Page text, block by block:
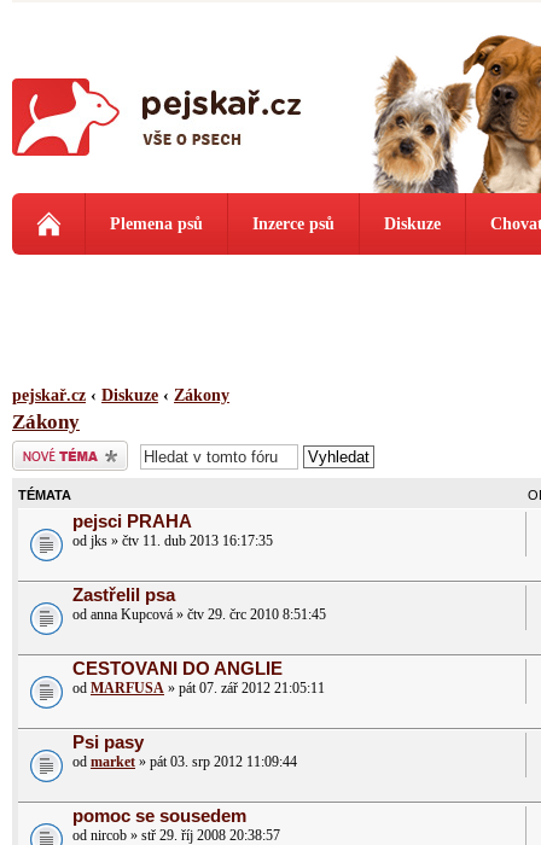
Plemena psů Inzerce psů Diskuze
pejskař.cz ‹ Diskuze ‹ Zákony
Zákony
Odeslat nové téma
TÉMATA
pejsci PRAHA
od jks » čtv 11. dub 2013 16:17:35
Zastřelil psa
od anna Kupcová » čtv 29. črc 2010 8:51:45
CESTOVANI DO ANGLIE
od MARFUSA » pát 07. zář 2012 21:05:11
Psi pasy
od market » pát 03. srp 2012 11:09:44
pomoc se sousedem
od nircob » stř 29. říj 2008 20:38:57